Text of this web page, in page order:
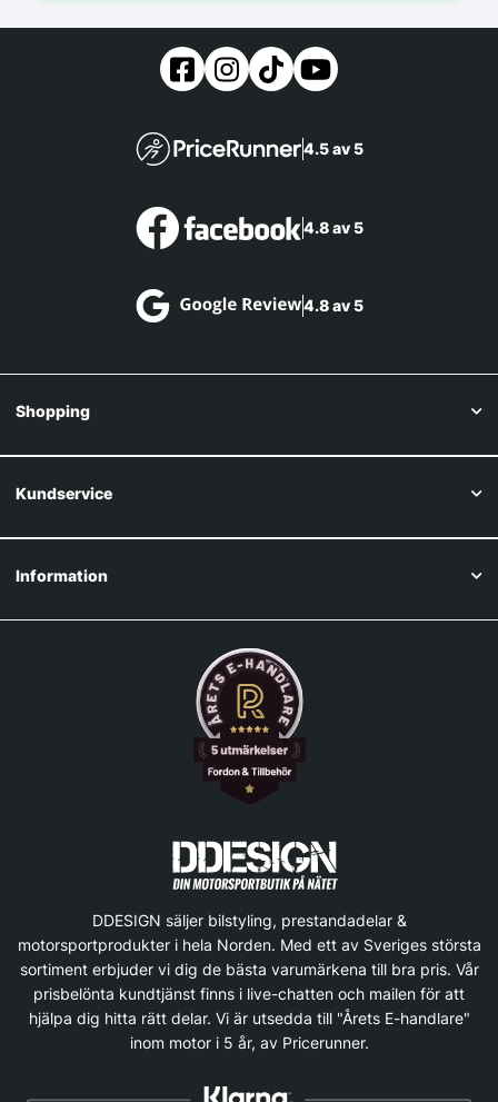
4.5 av 5
4.8 av 5
4.8 av 5
Shopping
Kundservice
Information
DDESIGN säljer bilstyling, prestandadelar &
motorsportprodukter i hela Norden. Med ett av Sveriges största
sortiment erbjuder vi dig de bästa varumärkena till bra pris. Vår
prisbelönta kundtjänst finns i live-chatten och mailen för att
hjälpa dig hitta rätt delar. Vi är utsedda till "Årets E-handlare"
inom motor i 5 år, av Pricerunner.